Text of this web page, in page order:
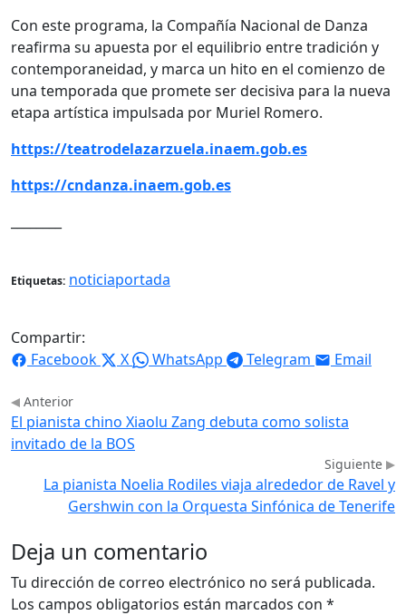
Con este programa, la Compañía Nacional de Danza
reafirma su apuesta por el equilibrio entre tradición y
contemporaneidad, y marca un hito en el comienzo de
una temporada que promete ser decisiva para la nueva
etapa artística impulsada por Muriel Romero.
https://teatrodelazarzuela.inaem.gob.es
https://cndanza.inaem.gob.es
Etiquetas: noticiaportada
Compartir:
Facebook
X WhatsApp Telegram Email
Anterior
El pianista chino Xiaolu Zang debuta como solista
invitado de la BOS
Siguiente
La pianista Noelia Rodiles viaja alrededor de Ravel y
Gershwin con la Orquesta Sinfónica de Tenerife
Deja un comentario
Tu dirección de correo electrónico no será publicada.
Los campos obligatorios están marcados con *